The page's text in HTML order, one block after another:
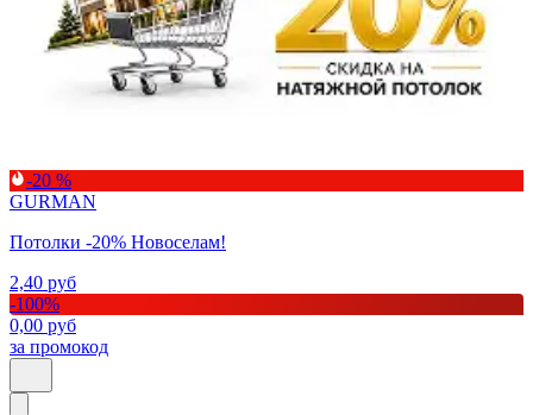
-20 %
GURMAN
Потолки -20% Новоселам!
2,40 руб
-100%
0,00 руб
за промокод